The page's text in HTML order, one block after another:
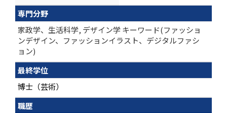
専門分野
家政学、生活科学, デザイン学 キーワード(ファッショ
ンデザイン、ファッションイラスト、デジタルファシ
ョン)
最終学位
博士（芸術）
職歴